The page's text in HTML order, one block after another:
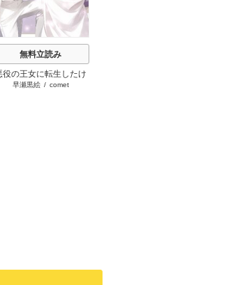
無料立読み
役の王女に転生したけ
ど、隠しキャラが隠れて
早瀬黒絵/ comet